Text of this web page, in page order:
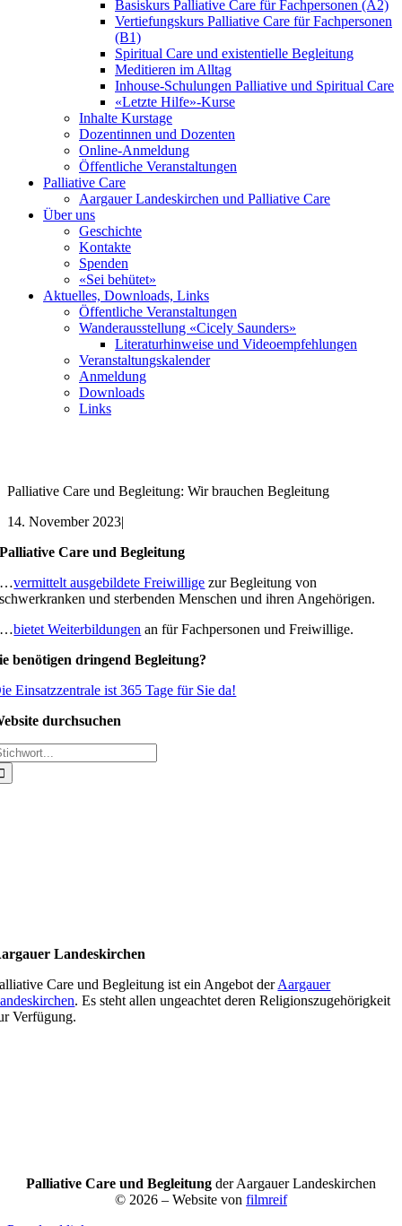
Basiskurs Palliative Care für Fachpersonen (A2)
Vertiefungskurs Palliative Care für Fachpersonen
(B1)
Spiritual Care und existentielle Begleitung
Meditieren im Alltag
Inhouse-Schulungen Palliative und Spiritual Care
«Letzte Hilfe»-Kurse
Inhalte Kurstage
Dozentinnen und Dozenten
Online-Anmeldung
Öffentliche Veranstaltungen
Palliative Care
Aargauer Landeskirchen und Palliative Care
Über uns
Geschichte
Kontakte
Spenden
«Sei behütet»
Aktuelles, Downloads, Links
Öffentliche Veranstaltungen
Wanderausstellung «Cicely Saunders»
Literaturhinweise und Videoempfehlungen
Veranstaltungskalender
Anmeldung
Downloads
Links
Palliative Care und Begleitung: Wir brauchen Begleitung
14. November 2023|
Palliative Care und Begleitung
…vermittelt ausgebildete Freiwillige zur Begleitung von
schwerkranken und sterbenden Menschen und ihren Angehörigen.
…bietet Weiterbildungen an für Fachpersonen und Freiwillige.
benötigen dringend Begleitung?
Einsatzzentrale ist 365 Tage für Sie da!
durchsuchen
Landeskirchen
Care und Begleitung ist ein Angebot derAargauer
. Es steht allen ungeachtet deren Religionszugehörigkeit
Verfügung.
Palliative Care und Begleitung der Aargauer Landeskirchen
© 2026 – Website von filmreif